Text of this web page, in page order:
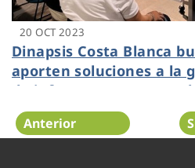
20 OCT 2023
Dinapsis Costa Blanca
aporten soluciones a la
de infraestructuras
sostenible en Alicante
Anterior